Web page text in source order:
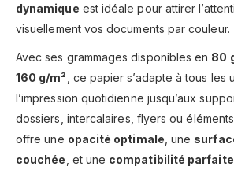
dynamique est idéale pour attirer
visuellement vos documents par couleur.
Avec ses grammages disponibles en 80
160 g/m² , ce papier s’adapte à tous les
l’impression quotidienne jusqu’aux
dossiers, intercalaires, flyers ou
offre une opacité optimale , une
couchée , et une compatibilité parfaite